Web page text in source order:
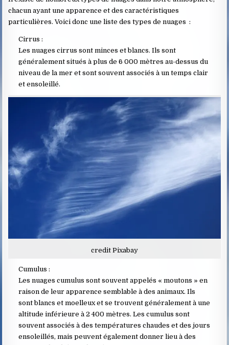
chacun ayant une apparence et des caractéristiques
particulières. Voici donc une liste des types de nuages :
Cirrus :
Les nuages cirrus sont minces et blancs. Ils sont
généralement situés à plus de 6 000 mètres au-dessus du
niveau de la mer et sont souvent associés à un temps clair
et ensoleillé.
credit Pixabay
Cumulus :
Les nuages cumulus sont souvent appelés « moutons » en
raison de leur apparence semblable à des animaux. Ils
sont blancs et moelleux et se trouvent généralement à une
altitude inférieure à 2 400 mètres. Les cumulus sont
souvent associés à des températures chaudes et des jours
ensoleillés, mais peuvent également donner lieu à des